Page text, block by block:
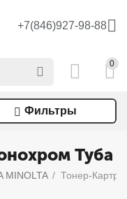
+7(846)927-98-88
0
Фильтры
Туба
MINOLTA / Тонер-